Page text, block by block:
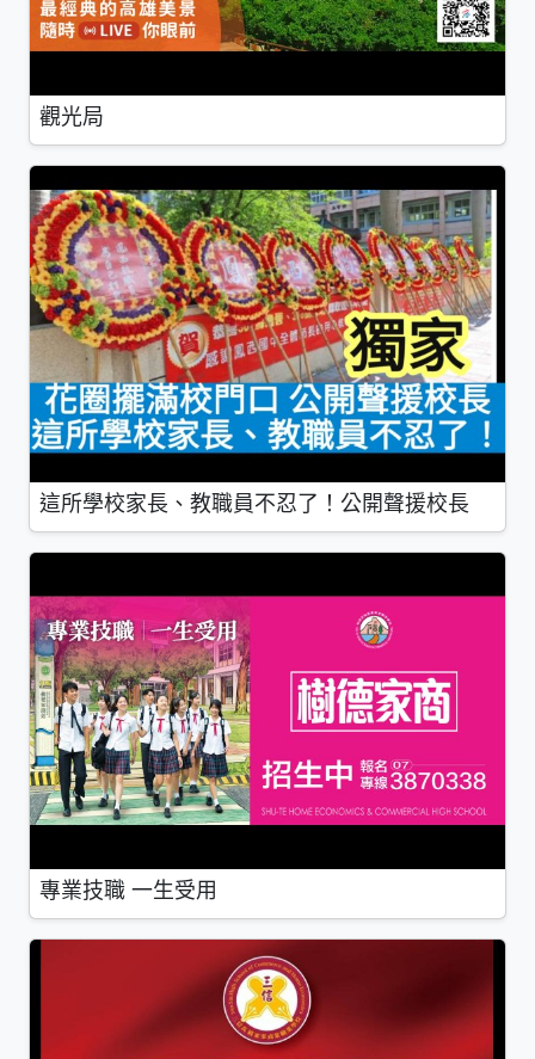
觀光局
這所學校家長、教職員不忍了！公開聲援校長
專業技職 一生受用